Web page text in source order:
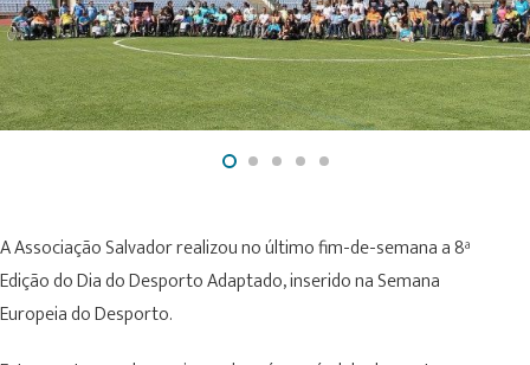
A Associação Salvador realizou no último fim-de-semana a 8ª
Edição do Dia do Desporto Adaptado, inserido na Semana
Europeia do Desporto.